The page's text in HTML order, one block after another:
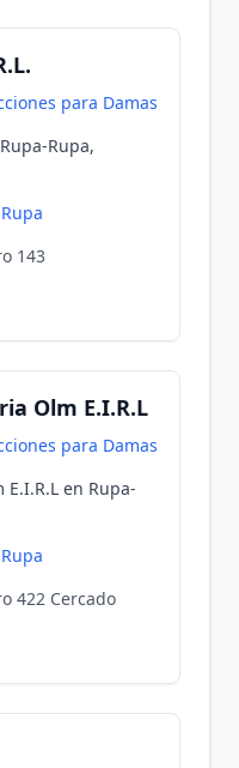
para Damas
Rupa,
143
Olm E.I.R.L
para Damas
en Rupa-
422 Cercado